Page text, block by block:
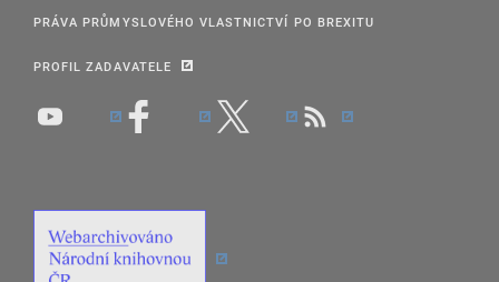
PRÁVA PRŮMYSLOVÉHO VLASTNICTVÍ PO BREXITU
PROFIL ZADAVATELE